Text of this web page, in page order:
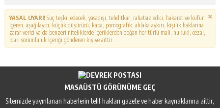
YASAL UYARI!Suç teşkil edecek, yasadışı, tehditkar, rahatsız edici, hakaret ve küfür
içeren, aşağılayıcı, küçük düşürücü, kaba, pornografik, ahlaka aykırı, kişilik haklarına
zarar verici ya da benzeri niteliklerde içeriklerden doğan her türlü mali, hukuki, cezai,
idari sorumluluk içeriği gönderen kişiye aittir.
MASAÜSTÜ GÖRÜNÜME GEÇ
Sitemizde yayınlanan haberlerin telif hakları gazete ve haber kaynaklarına aittir,